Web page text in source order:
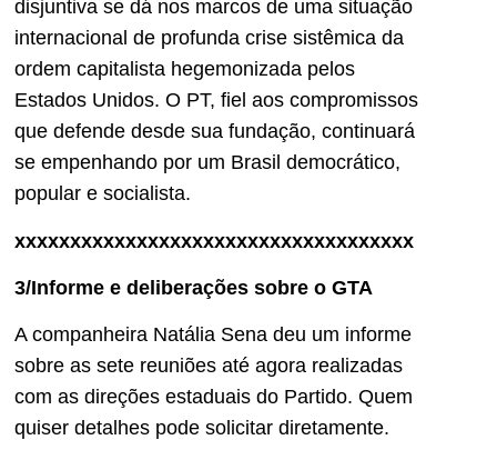
disjuntiva se dá nos marcos de uma situação
internacional de profunda crise sistêmica da
ordem capitalista hegemonizada pelos
Estados Unidos. O PT, fiel aos compromissos
que defende desde sua fundação, continuará
se empenhando por um Brasil democrático,
popular e socialista.
xxxxxxxxxxxxxxxxxxxxxxxxxxxxxxxxxxxx
3/Informe e deliberações sobre o GTA
A companheira Natália Sena deu um informe
sobre as sete reuniões até agora realizadas
com as direções estaduais do Partido. Quem
quiser detalhes pode solicitar diretamente.